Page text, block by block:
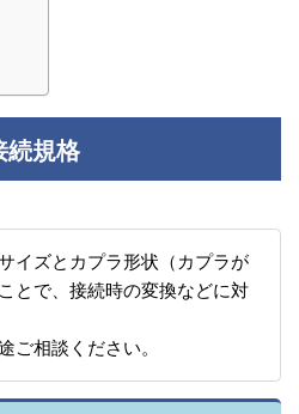
続規格
イズとカプラ形状（カプラが
とで、接続時の変換などに対
ご相談ください。